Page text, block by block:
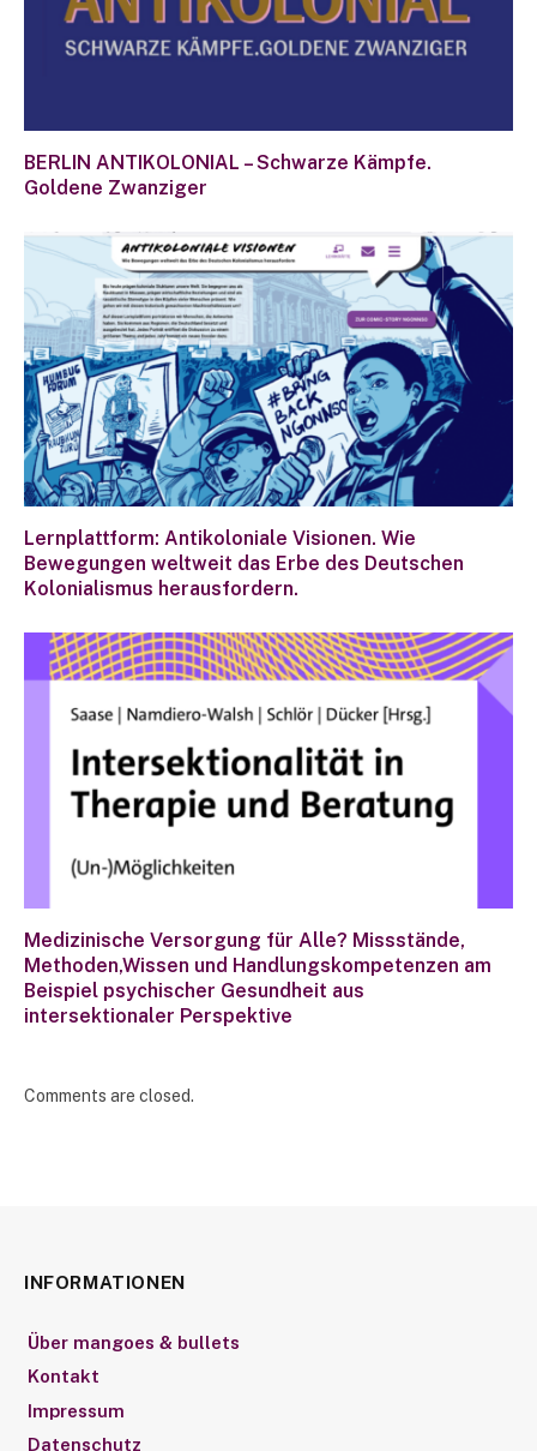
BERLIN ANTIKOLONIAL – Schwarze Kämpfe.
Goldene Zwanziger
Lernplattform: Antikoloniale Visionen. Wie
Bewegungen weltweit das Erbe des Deutschen
Kolonialismus herausfordern.
Medizinische Versorgung für Alle? Missstände,
Methoden,Wissen und Handlungskompetenzen am
Beispiel psychischer Gesundheit aus
intersektionaler Perspektive
Comments are closed.
INFORMATIONEN
Über mangoes & bullets
Kontakt
Impressum
Datenschutz